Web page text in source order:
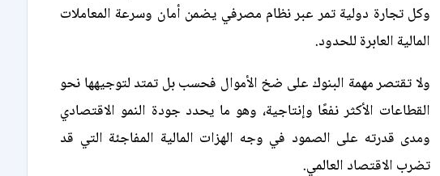
وكل تجارة دولية تمر عبر نظام مصرفي يضمن أمان وسرعة المعاملات
المالية العابرة للحدود.
ولا تقتصر مهمة البنوك على ضخ الأموال فحسب بل تمتد لتوجيهها نحو
القطاعات الأكثر نفعًا وإنتاجية، وهو ما يحدد جودة النمو الاقتصادي
ومدى قدرته على الصمود في وجه الهزات المالية المفاجئة التي قد
تضرب الاقتصاد العالمي.